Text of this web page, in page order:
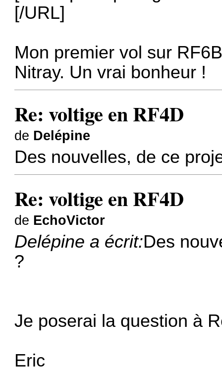
[/URL]
Mon premier vol sur
Nitray. Un vrai bonheur !
Re: voltige en RF4D
de Delépine
Des nouvelles, de ce
Re: voltige en RF4D
de EchoVictor
Delépine a écrit:Des
?
Je poserai la question à
Eric